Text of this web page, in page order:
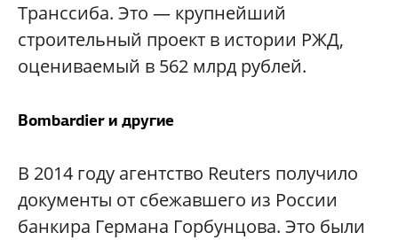
Транссиба. Это — крупнейший
строительный проект в истории РЖД,
оцениваемый в 562 млрд рублей.
Bombardier и другие
В 2014 году агентство Reuters получило
документы от сбежавшего из России
банкира Германа Горбунцова. Это были